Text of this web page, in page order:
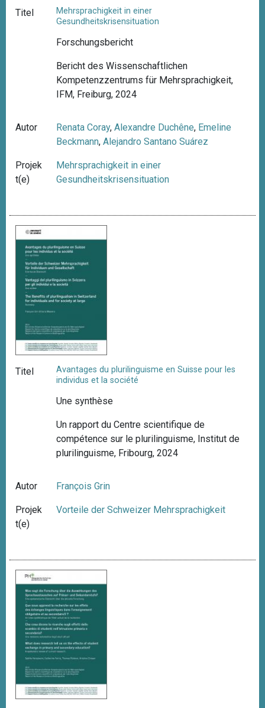
Titel
Mehrsprachigkeit in einer
Gesundheitskrisensituation
Forschungsbericht
Bericht des Wissenschaftlichen
Kompetenzzentrums für Mehrsprachigkeit,
IFM, Freiburg, 2024
Autor Renata Coray,Alexandre Duchêne, Emeline
Beckmann,Alejandro Santano Suárez
Projek
t(e)
Mehrsprachigkeit in einer
Gesundheitskrisensituation
Titel
Avantages du plurilinguisme en Suisse pour les
individus et la société
Une synthèse
Un rapport du Centre scientifique de
compétence sur le plurilinguisme, Institut de
plurilinguisme, Fribourg, 2024
Autor François Grin
Projek
t(e)
Vorteile der Schweizer Mehrsprachigkeit